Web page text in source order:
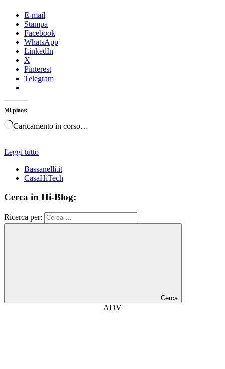
E-mail
Stampa
Facebook
WhatsApp
LinkedIn
X
Pinterest
Telegram
Mi piace:
Caricamento in corso…
Leggi tutto
Bassanelli.it
CasaHiTech
Cerca in Hi-Blog:
Ricerca per:
Cerca
ADV